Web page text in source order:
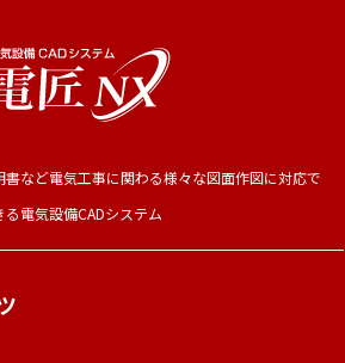
など電気工事に関わる様々な図面作図に対応で
る電気設備CADシステム